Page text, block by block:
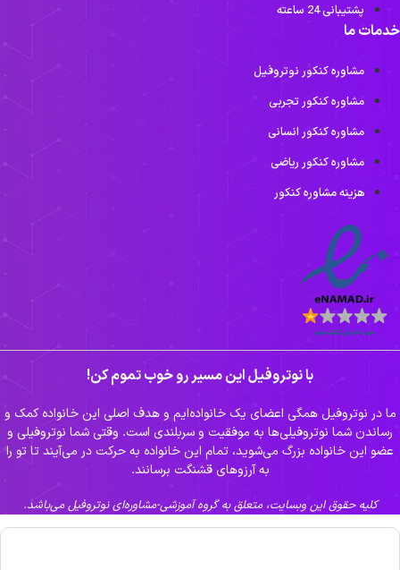
پشتیبانی 24 ساعته
ما
مشاوره کنکور نوتروفیل
مشاوره کنکور تجربی
مشاوره کنکور انسانی
مشاوره کنکور ریاضی
هزینه مشاوره کنکور
با نوتروفیل این مسیر رو خوب تموم کن!
ما در نوتروفیل همگی اعضای یک خانواده‌ایم و هدف اصلی این خانواده کمک و
رساندن شما نوتروفیلی‌ها به موفقیت و سربلندی است. وقتی شما نوتروفیلی و
عضو این خانواده بزرگ می‌شوید، تمام این خانواده به حرکت در می‌آیند تا تو را
به آرزوهای قشنگت برسانند.
کلیه حقوق این وبسایت، متعلق به گروه آموزشی-مشاوره‌ای نوتروفیل می‌باشد.